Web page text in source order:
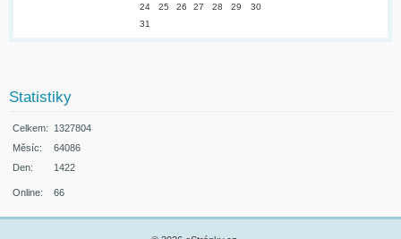
24
25 26 27 28 29
30
31
Statistiky
Online: 66
Celkem:
1327804
Měsíc:
64086
Den:
1422